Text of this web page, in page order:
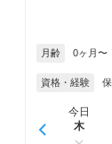
月齢 0ヶ月〜
資格・経験
今日
木